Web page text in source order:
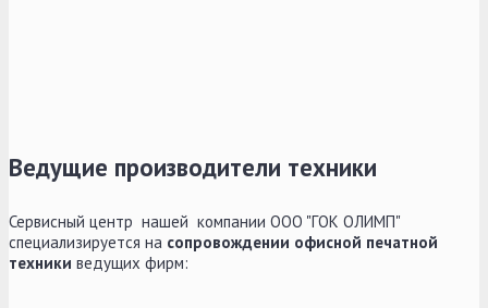
Ведущие производители техники
Сервисный центр нашей компании ООО "ГОК ОЛИМП"
специализируется на сопровождении офисной печатной
техники ведущих фирм: